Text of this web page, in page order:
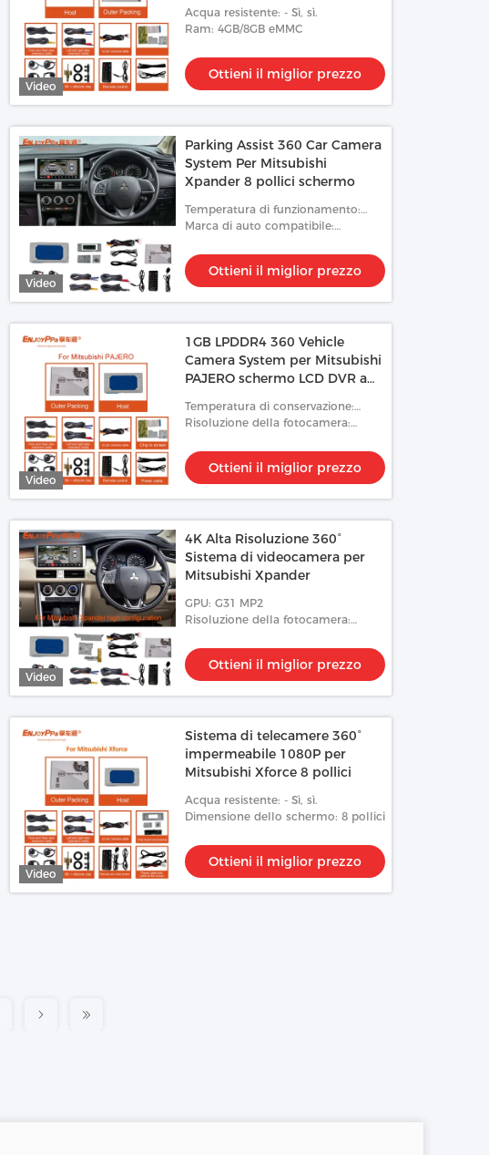
Video
Acqua resistente: - Sì, sì.
Ram: 4GB/8GB eMMC
Ottieni il miglior prezzo
Video
Parking Assist 360 Car Camera
System Per Mitsubishi
Xpander 8 pollici schermo
Temperatura di funzionamento:
-20°C~+70°C
Marca di auto compatibile:
Ottieni il miglior prezzo
Video
1GB LPDDR4 360 Vehicle
Camera System per Mitsubishi
PAJERO schermo LCD DVR a
Temperatura di conservazione:
-40°C~+85°C
Risoluzione della fotocamera:
Ottieni il miglior prezzo
Video
4K Alta Risoluzione 360°
Sistema di videocamera per
Mitsubishi Xpander
GPU: G31 MP2
Risoluzione della fotocamera:
Ottieni il miglior prezzo
Video
Sistema di telecamere 360°
impermeabile 1080P per
Mitsubishi Xforce 8 pollici
Acqua resistente: - Sì, sì.
Dimensione dello schermo: 8 pollici
Ottieni il miglior prezzo